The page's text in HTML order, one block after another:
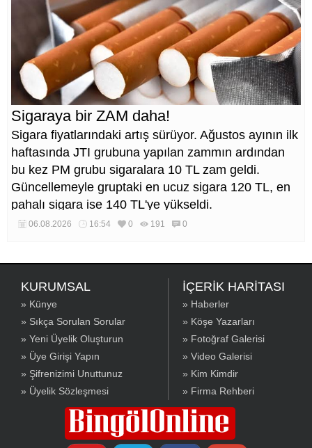
Sigaraya bir ZAM daha!
Sigara fiyatlarındaki artış sürüyor. Ağustos ayının ilk
haftasında JTI grubuna yapılan zammın ardından
bu kez PM grubu sigaralara 10 TL zam geldi.
Güncellemeyle gruptaki en ucuz sigara 120 TL, en
pahalı sigara ise 140 TL'ye yükseldi.
06.08.2026 16:54 0 191 0
KURUMSAL
» Künye
» Sıkça Sorulan Sorular
» Yeni Üyelik Oluşturun
» Üye Girişi Yapın
» Şifrenizimi Unuttunuz
» Üyelik Sözleşmesi
İÇERİK HARİTASI
» Haberler
» Köşe Yazarları
» Fotoğraf Galerisi
» Video Galerisi
» Kim Kimdir
» Firma Rehberi